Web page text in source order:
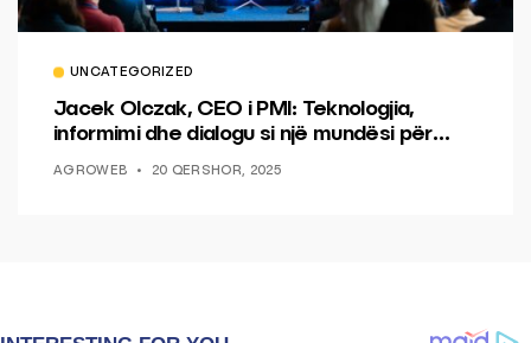
UNCATEGORIZED
Jacek Olczak, CEO i PMI: Teknologjia,
informimi dhe dialogu si një mundësi për
AGROWEB 20 QERSHOR, 2025